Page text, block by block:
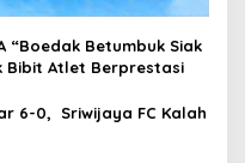
“Boedak Betumbuk Siak
Bibit Atlet Berprestasi
6-0, Sriwijaya FC Kalah